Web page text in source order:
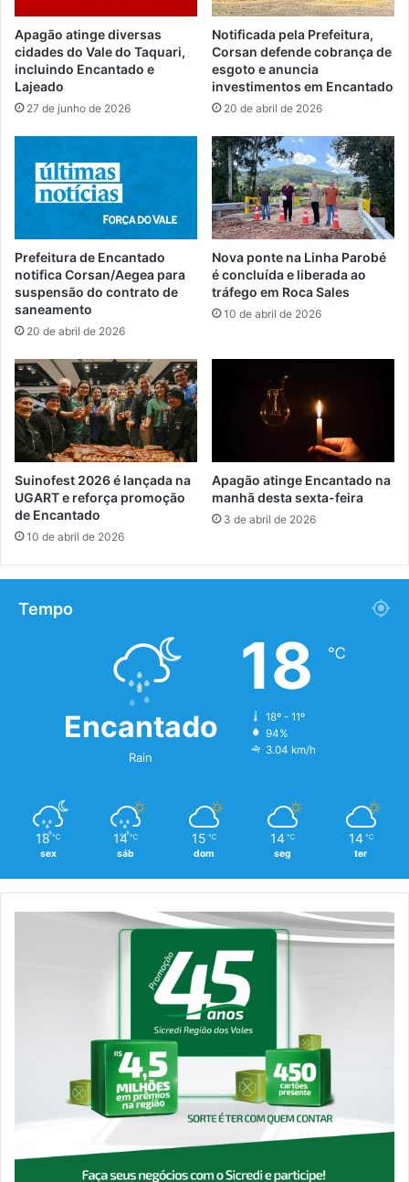
Apagão atinge diversas
cidades do Vale do Taquari,
incluindo Encantado e
Lajeado
27 de junho de 2026
Notificada pela Prefeitura,
Corsan defende cobrança de
esgoto e anuncia
investimentos em Encantado
20 de abril de 2026
Prefeitura de Encantado
notifica Corsan/Aegea para
suspensão do contrato de
saneamento
20 de abril de 2026
Nova ponte na Linha Parobé
é concluída e liberada ao
tráfego em Roca Sales
10 de abril de 2026
Suinofest 2026 é lançada na
UGART e reforça promoção
de Encantado
10 de abril de 2026
Apagão atinge Encantado na
manhã desta sexta-feira
3 de abril de 2026
Tempo
Encantado
Rain
18 ℃
18º - 11º
94%
3.04 km/h
18 ℃
sex
14 ℃
sáb
15 ℃
dom
14 ℃
seg
14 ℃
ter